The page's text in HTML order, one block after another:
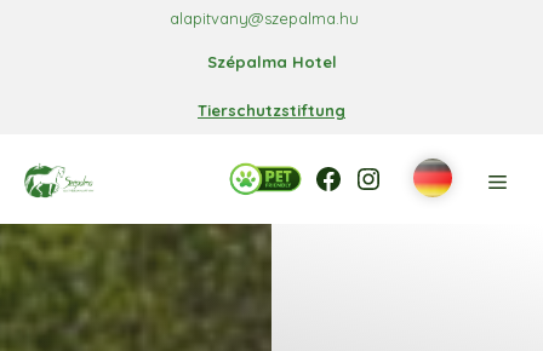
alapitvany@szepalma.hu
Szépalma Hotel
Tierschutzstiftung
Facebook Facebook
Instagram